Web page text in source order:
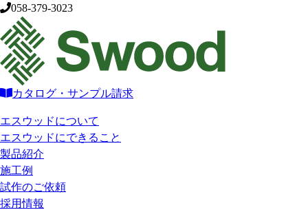
058-379-3023
カタログ・サンプル請求
エスウッドについて
エスウッドにできること
製品紹介
施工例
試作のご依頼
採用情報